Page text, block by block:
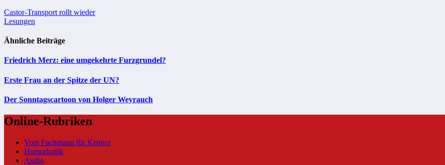
Beitragsnavigation
Castor-Transport rollt wieder
Lesungen
Ähnliche Beiträge
Friedrich Merz: eine umgekehrte Furzgrundel?
Erste Frau an der Spitze der UN?
Der Sonntagscartoon von Holger Weyrauch
Online-Rubriken
Vom Fachmann für Kenner
Humorkritik
Audio